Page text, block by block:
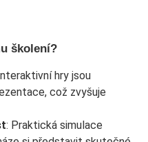
školení?
hry jsou
což zvyšuje
: Praktická simulace